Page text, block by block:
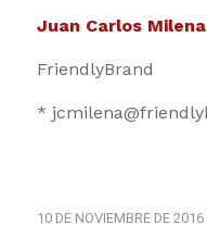
Juan Carlos Milena
FriendlyBrand
*
10 DE NOVIEMBRE DE 2016